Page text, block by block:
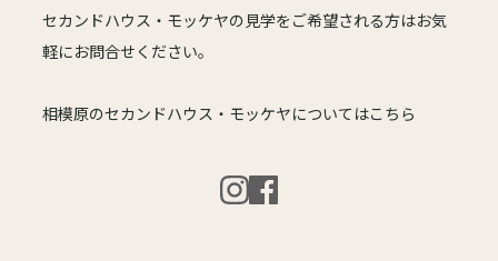
セカンドハウス・モッケヤの見学をご希望される方はお気
軽にお問合せください。
相模原のセカンドハウス・モッケヤについてはこちら